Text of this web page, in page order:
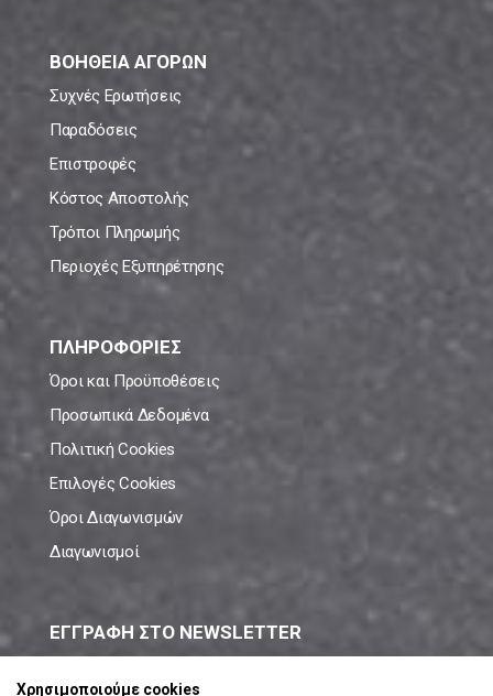
ΒΟΗΘΕΙΑ ΑΓΟΡΩΝ
Συχνές Ερωτήσεις
Παραδόσεις
Επιστροφές
Κόστος Αποστολής
Τρόποι Πληρωμής
Περιοχές Εξυπηρέτησης
ΠΛΗΡΟΦΟΡΙΕΣ
Όροι και Προϋποθέσεις
Προσωπικά Δεδομένα
Πολιτική Cookies
Επιλογές Cookies
Όροι Διαγωνισμών
Διαγωνισμοί
ΕΓΓΡΑΦΗ ΣΤΟ NEWSLETTER
Χρησιμοποιούμε cookies